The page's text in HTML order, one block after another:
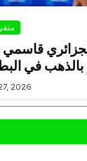
قاسمي
بالذهب في
القوى
2026